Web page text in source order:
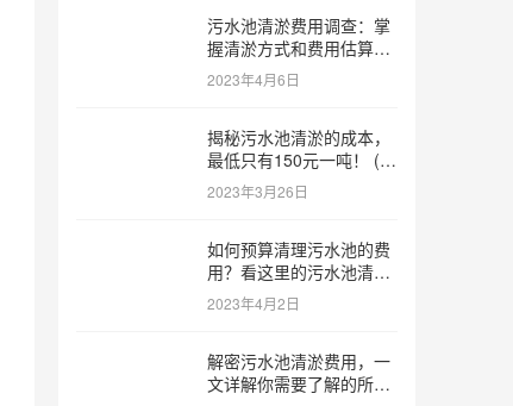
污水池清淤费用调查：掌
握清淤方式和费用估算技
巧 (污水池清淤多少钱一
方米)
2023年4月6日
揭秘污水池清淤的成本，
最低只有150元一吨！ (污
水池清淤一米多少钱一吨)
2023年3月26日
如何预算清理污水池的费
用？看这里的污水池清淤
工程报价表范本！ (污水
池清淤工程报价表范本)
2023年4月2日
解密污水池清淤费用，一
文详解你需要了解的所有